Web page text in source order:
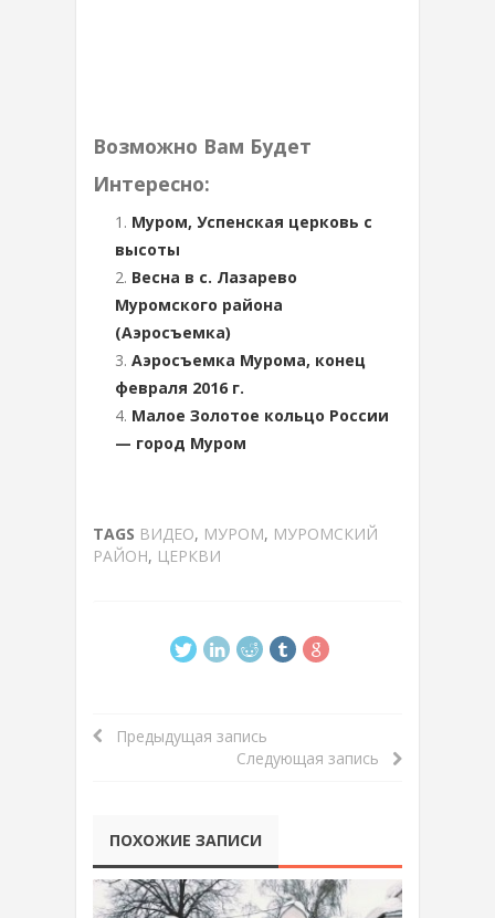
Возможно Вам Будет
Интересно:
Муром, Успенская церковь с
высоты
Весна в с. Лазарево
Муромского района
(Аэросъемка)
Аэросъемка Мурома, конец
февраля 2016 г.
Малое Золотое кольцо России
— город Муром
TAGS ВИДЕО, МУРОМ, МУРОМСКИЙ
РАЙОН, ЦЕРКВИ
Предыдущая запись
Следующая запись
ПОХОЖИЕ ЗАПИСИ